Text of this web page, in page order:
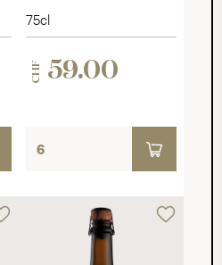
Rosé Impérial
75cl
CHF 59.00